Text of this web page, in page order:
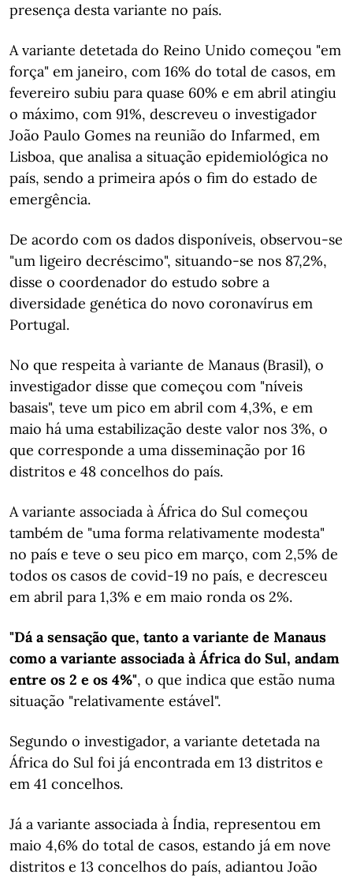
presença desta variante no país.
A variante detetada do Reino Unido começou "em
força" em janeiro, com 16% do total de casos, em
fevereiro subiu para quase 60% e em abril atingiu
o máximo, com 91%, descreveu o investigador
João Paulo Gomes na reunião do Infarmed, em
Lisboa, que analisa a situação epidemiológica no
país, sendo a primeira após o fim do estado de
emergência.
De acordo com os dados disponíveis, observou-se
"um ligeiro decréscimo", situando-se nos 87,2%,
disse o coordenador do estudo sobre a
diversidade genética do novo coronavírus em
Portugal.
No que respeita à variante de Manaus (Brasil), o
investigador disse que começou com "níveis
basais", teve um pico em abril com 4,3%, e em
maio há uma estabilização deste valor nos 3%, o
que corresponde a uma disseminação por 16
distritos e 48 concelhos do país.
A variante associada à África do Sul começou
também de "uma forma relativamente modesta"
no país e teve o seu pico em março, com 2,5% de
todos os casos de covid-19 no país, e decresceu
em abril para 1,3% e em maio ronda os 2%.
"Dá a sensação que, tanto a variante de Manaus
como a variante associada à África do Sul, andam
entre os 2 e os 4%", o que indica que estão numa
situação "relativamente estável".
Segundo o investigador, a variante detetada na
África do Sul foi já encontrada em 13 distritos e
em 41 concelhos.
Já a variante associada à Índia, representou em
maio 4,6% do total de casos, estando já em nove
distritos e 13 concelhos do país, adiantou João